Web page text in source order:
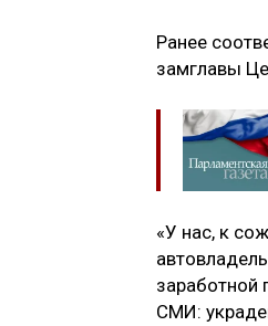
Ранее
замглавы
«У нас, к
заработной
СМИ: